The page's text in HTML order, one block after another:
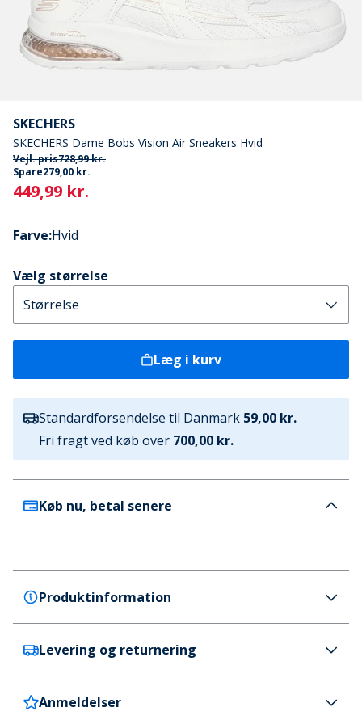
SKECHERS
SKECHERS Dame Bobs Vision Air Sneakers Hvid
Vejl. pris728,99 kr.
Spare279,00 kr.
Current
449,99 kr.
Farve:Hvid
Vælg størrelse
Læg i kurv
Standardforsendelse til Danmark 59,00 kr.
Fri fragt ved køb over 700,00 kr.
Køb nu, betal senere
Produktinformation
SKECHERS
SKECHERS Dame Bobs Vision Air Sneakers Hvid
Farve
Hvid
Levering og returnering
Danmark
59 kr. (700 kr.+ GRATIS)
Anmeldelser